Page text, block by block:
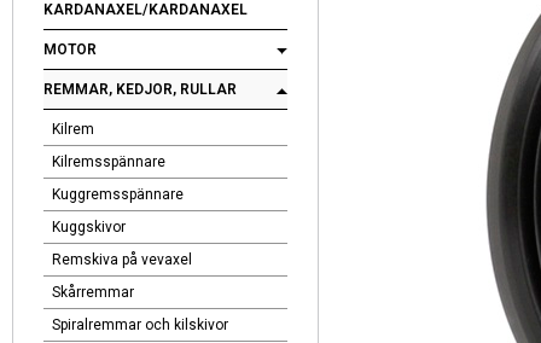
KARDANAXEL/KARDANAXEL
MOTOR
REMMAR, KEDJOR, RULLAR
Kilrem
Kilremsspännare
Kuggremsspännare
Kuggskivor
Remskiva på vevaxel
Skårremmar
Spiralremmar och kilskivor